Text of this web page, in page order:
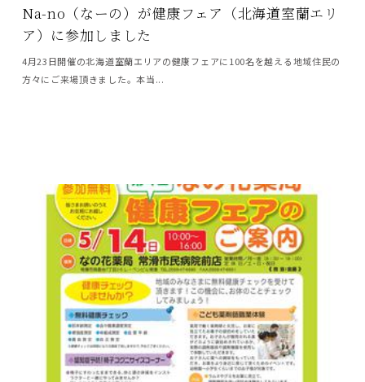
Na-no（なーの）が健康フェア（北海道室蘭エリ
ア）に参加しました
4月23日開催の北海道室蘭エリアの健康フェアに100名を越える地域住民の
方々にご来場頂きました。本当...